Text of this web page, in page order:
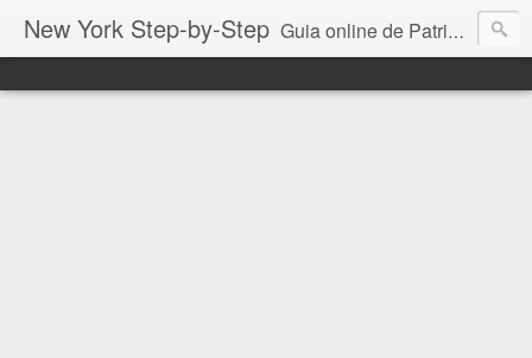
New York Step-by-Step Guia online de Patricia Vittorazzi especialmente para você